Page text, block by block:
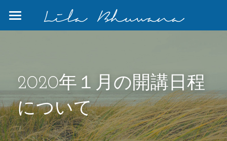
Home
Bali
Photo Gallery
リトリート
Blog
検索
2020年１月の開講日程
について
ストアカテゴリー